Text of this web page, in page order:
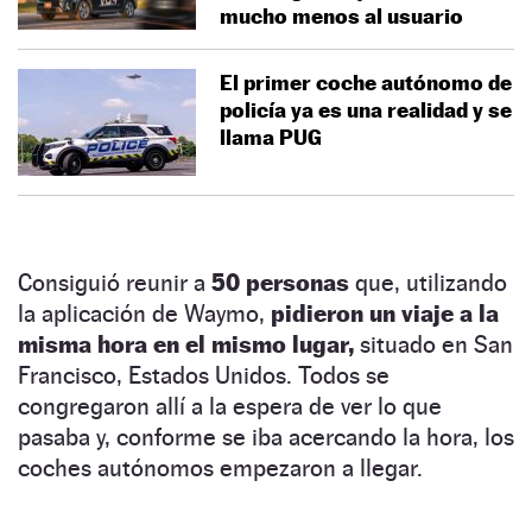
mucho menos al usuario
El primer coche autónomo de
policía ya es una realidad y se
llama PUG
Consiguió reunir a 50 personas que, utilizando
la aplicación de Waymo, pidieron un viaje a la
misma hora en el mismo lugar, situado en San
Francisco, Estados Unidos. Todos se
congregaron allí a la espera de ver lo que
pasaba y, conforme se iba acercando la hora, los
coches autónomos empezaron a llegar.